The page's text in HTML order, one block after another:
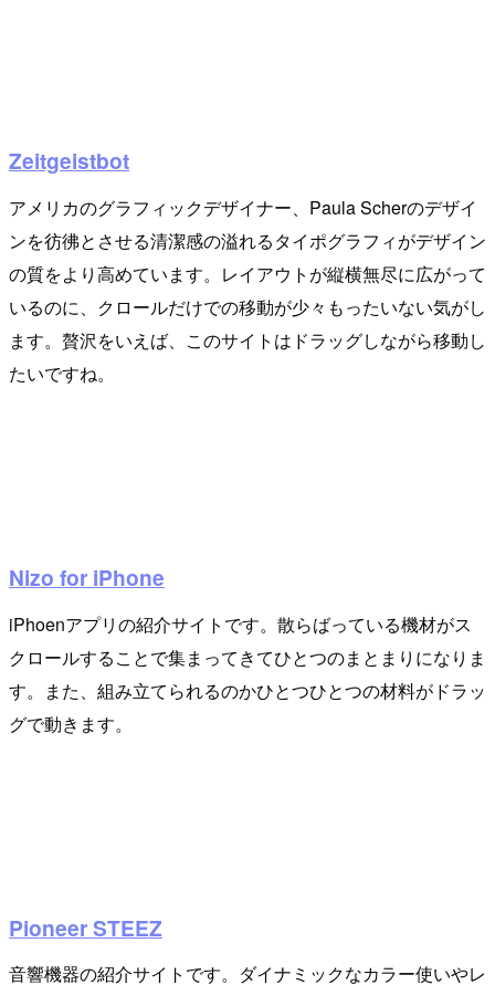
Zeitgeistbot
アメリカのグラフィックデザイナー、Paula Scherのデザイ
ンを彷彿とさせる清潔感の溢れるタイポグラフィがデザイン
の質をより高めています。レイアウトが縦横無尽に広がって
いるのに、クロールだけでの移動が少々もったいない気がし
ます。贅沢をいえば、このサイトはドラッグしながら移動し
たいですね。
Nizo for iPhone
iPhoenアプリの紹介サイトです。散らばっている機材がス
クロールすることで集まってきてひとつのまとまりになりま
す。また、組み立てられるのかひとつひとつの材料がドラッ
グで動きます。
Pioneer STEEZ
音響機器の紹介サイトです。ダイナミックなカラー使いやレ